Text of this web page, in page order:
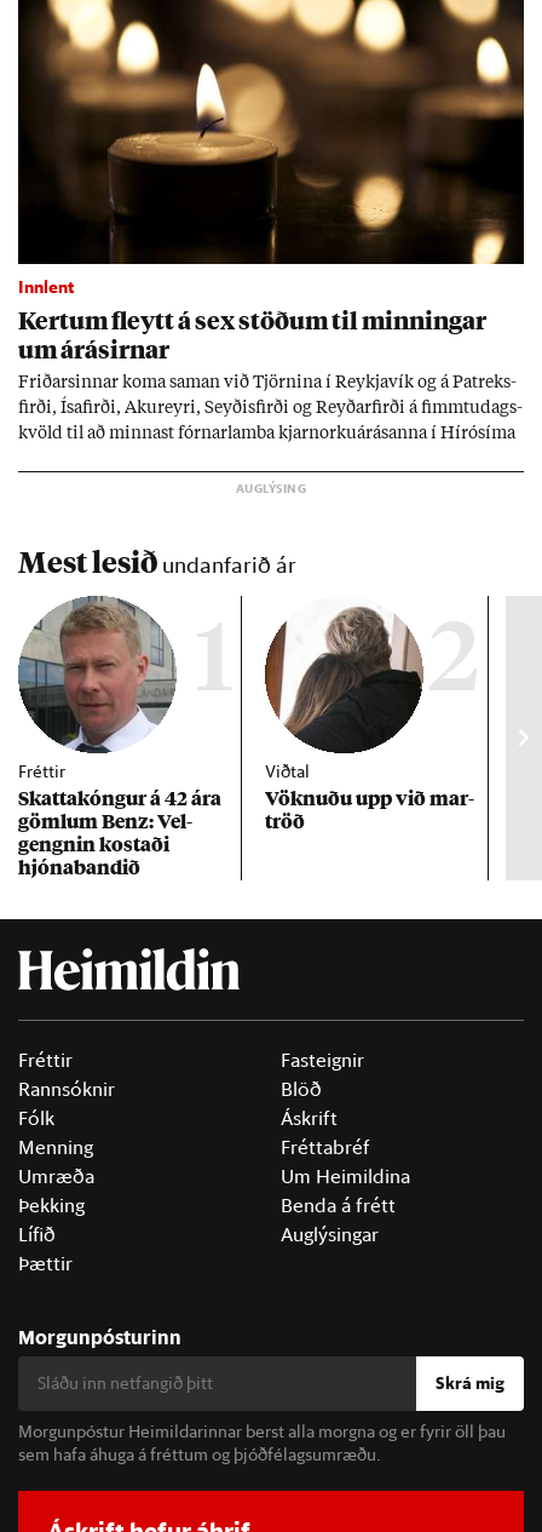
Innlent
Kert­um fleytt á sex stöð­um til minn­ing­ar
um árás­irn­ar
Frið­arsinn­ar koma sam­an við Tjörn­ina í Reykja­vík og á Pat­reks­
firði, Ísa­firði, Ak­ur­eyri, Seyð­is­firði og Reyð­ar­firði á fimmtu­dags­
kvöld til að minn­ast fórn­ar­lamba kjarn­orku­árás­anna í Hírósíma
Mest lesið undanfarið ár
1
Fréttir
Skattakóng­ur á 42 ára
göml­um Benz: Vel­
gengn­in kostaði
hjóna­band­ið
2
Viðtal
Vökn­uðu upp við mar­
tröð
Fréttir
Rannsóknir
Fólk
Menning
Umræða
Þekking
Lífið
Þættir
Fasteignir
Blöð
Áskrift
Fréttabréf
Um Heimildina
Benda á frétt
Auglýsingar
Morgunpósturinn
Skrá mig
Morgunpóstur Heimildarinnar berst alla morgna og er fyrir öll þau
sem hafa áhuga á fréttum og þjóðfélagsumræðu.